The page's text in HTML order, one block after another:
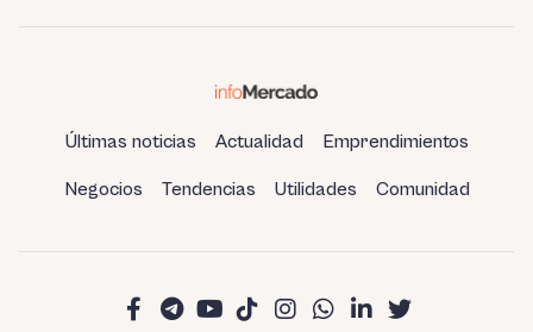
Últimas noticias Actualidad Emprendimientos
Negocios Tendencias Utilidades Comunidad